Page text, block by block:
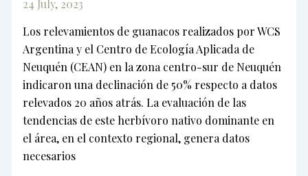
24 July, 2023
Los relevamientos de guanacos realizados por WCS
Argentina y el Centro de Ecología Aplicada de
Neuquén (CEAN) en la zona centro-sur de Neuquén
indicaron una declinación de 50% respecto a datos
relevados 20 años atrás. La evaluación de las
tendencias de este herbívoro nativo dominante en
el área, en el contexto regional, genera datos
necesarios